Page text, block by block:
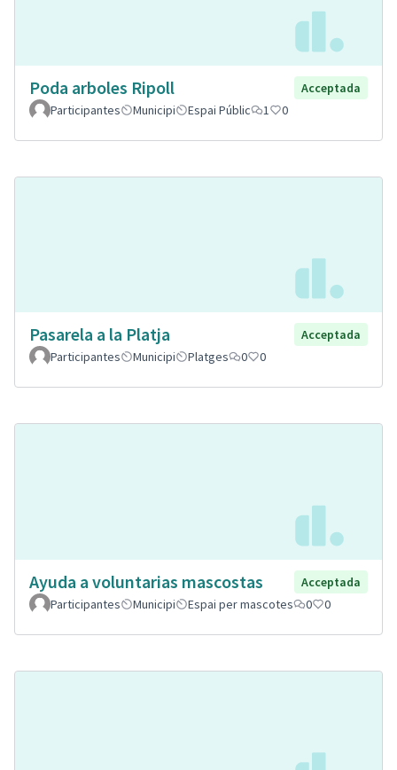
Poda arboles Ripoll
Acceptada
Participantes
Municipi Espai Públic 1 0
Pasarela a la Platja
Acceptada
Participantes
Municipi Platges 0 0
Ayuda a voluntarias mascostas
Acceptada
Participantes
Municipi Espai per mascotes 0 0